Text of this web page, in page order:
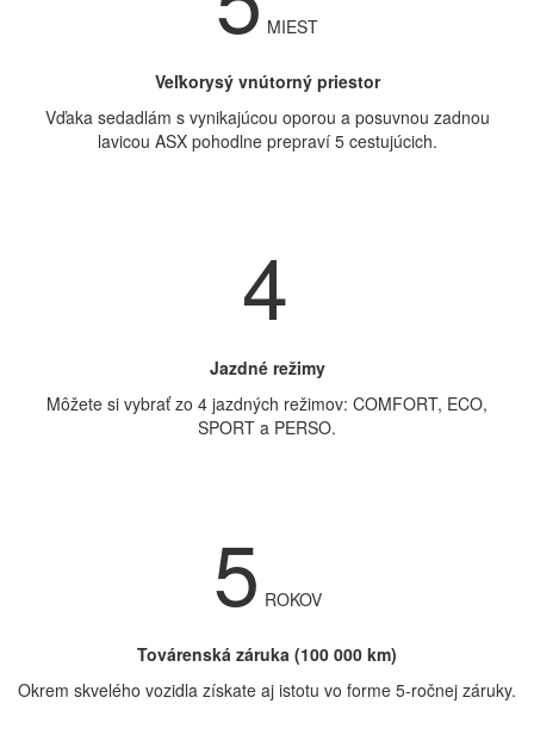
MIEST
Veľkorysý vnútorný priestor
Vďaka sedadlám s vynikajúcou oporou a posuvnou zadnou
lavicou ASX pohodlne prepraví 5 cestujúcich.
4
Jazdné režimy
Môžete si vybrať zo 4 jazdných režimov: COMFORT, ECO,
SPORT a PERSO.
5 ROKOV
Továrenská záruka (100 000 km)
Okrem skvelého vozidla získate aj istotu vo forme 5-ročnej záruky.